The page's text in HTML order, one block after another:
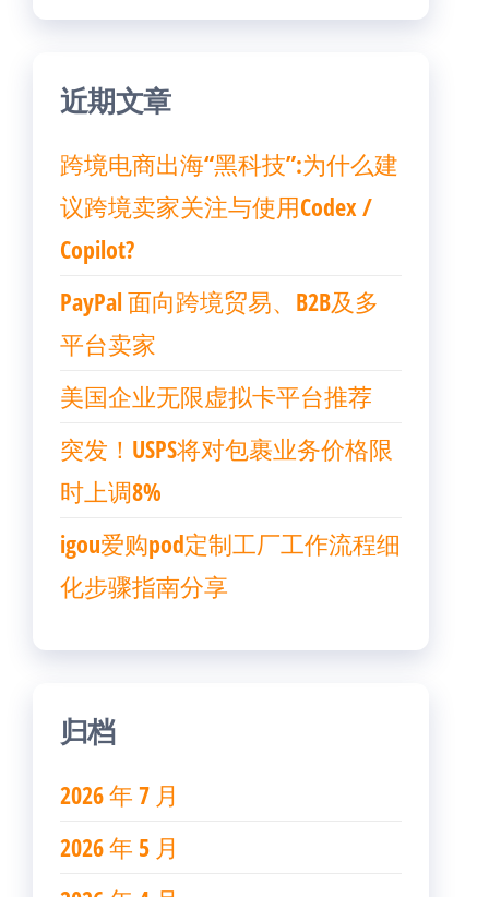
近期文章
跨境电商出海“黑科技”:为什么建
议跨境卖家关注与使用Codex /
Copilot?
PayPal 面向跨境贸易、B2B及多
平台卖家
美国企业无限虚拟卡平台推荐
突发！USPS将对包裹业务价格限
时上调8%
igou爱购pod定制工厂工作流程细
化步骤指南分享
归档
2026 年 7 月
2026 年 5 月